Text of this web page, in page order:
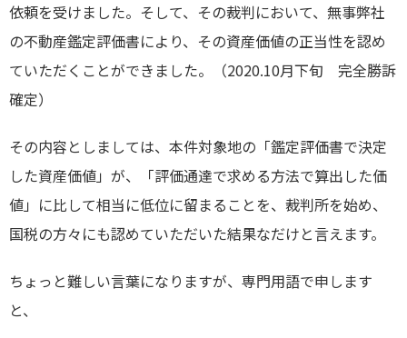
依頼を受けました。そして、その裁判において、無事弊社
の不動産鑑定評価書により、その資産価値の正当性を認め
ていただくことができました。（2020.10月下旬 完全勝訴
確定）
その内容としましては、本件対象地の「鑑定評価書で決定
した資産価値」が、「評価通達で求める方法で算出した価
値」に比して相当に低位に留まることを、裁判所を始め、
国税の方々にも認めていただいた結果なだけと言えます。
ちょっと難しい言葉になりますが、専門用語で申します
と、